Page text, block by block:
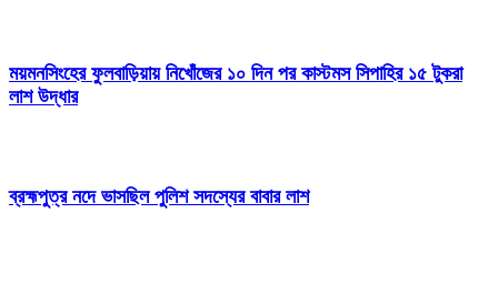
ময়মনসিংহের ফুলবাড়িয়ায় নিখোঁজের ১০ দিন পর কাস্টমস সিপাহির ১৫ টুকরা
লাশ উদ্ধার
ব্রহ্মপুত্র নদে ভাসছিল পুলিশ সদস্যের বাবার লাশ